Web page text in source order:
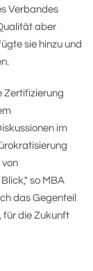
Verbandes
aber
sie hinzu und
Zertifizierung
im
von
so MBA
das Gegenteil
für die Zukunft